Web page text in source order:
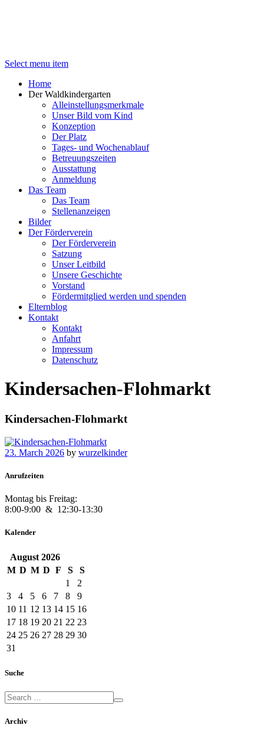
Select menu item
Home
Der Waldkindergarten
Alleinstellungsmerkmale
Unser Bild vom Kind
Konzeption
Der Platz
Tages- und Wochenablauf
Betreuungszeiten
Ausstattung
Anmeldung
Das Team
Das Team
Stellenanzeigen
Bilder
Der Förderverein
Der Förderverein
Satzung
Unser Leitbild
Unsere Geschichte
Vorstand
Fördermitglied werden und spenden
Elternblog
Kontakt
Kontakt
Anfahrt
Impressum
Datenschutz
Kindersachen-Flohmarkt
Kindersachen-Flohmarkt
23. March 2026 by wurzelkinder
Anrufzeiten
Montag bis Freitag:
8:00-9:00 & 12:30-13:30
Kalender
August 2026
M D M D F S
S
1
2
3
4 5 6 7 8
9
10 11 12 13 14 15 16
17 18 19 20 21 22 23
24 25 26 27 28 29 30
31
Suche
Archiv